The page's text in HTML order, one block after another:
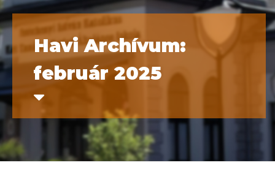
Havi Archívum:
február 2025